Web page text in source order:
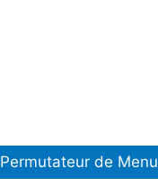
Permutateur de Menu